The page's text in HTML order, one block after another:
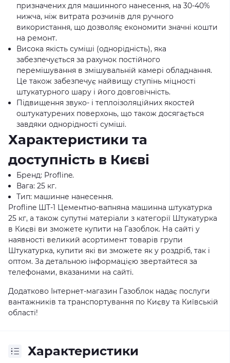
призначених для машинного нанесення, на 30-40%
нижча, ніж витрата розчинів для ручного
використання, що дозволяє економити значні кошти
на ремонт.
Висока якість суміші (однорідність), яка
забезпечується за рахунок постійного
перемішування в змішувальній камері обладнання.
Це також забезпечує найвищу ступінь міцності
штукатурного шару і його довговічність.
Підвищення звуко- і теплоізоляційних якостей
оштукатурених поверхонь, що також досягається
завдяки однорідності суміші.
Характеристики та
доступність в Києві
Бренд: Profline.
Вага: 25 кг.
Тип: машинне нанесення.
Profline ШТ-1 Цементно-вапняна машинна штукатурка
25 кг, а також супутні матеріали з категорії Штукатурка
в Києві ви зможете купити на Газоблок. На сайті у
наявності великий асортимент товарів групи
Штукатурка, купити які ви зможете як у роздріб, так і
оптом. За детальною інформацією звертайтеся за
телефонами, вказаними на сайті.
Додатково Інтернет-магазин Газоблок надає послуги
вантажників та транспортування по Києву та Київській
області!
Характеристики